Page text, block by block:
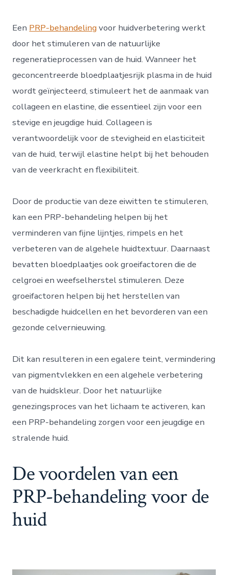
Een PRP-behandeling voor huidverbetering werkt
door het stimuleren van de natuurlijke
regeneratieprocessen van de huid. Wanneer het
geconcentreerde bloedplaatjesrijk plasma in de huid
wordt geïnjecteerd, stimuleert het de aanmaak van
collageen en elastine, die essentieel zijn voor een
stevige en jeugdige huid. Collageen is
verantwoordelijk voor de stevigheid en elasticiteit
van de huid, terwijl elastine helpt bij het behouden
van de veerkracht en flexibiliteit.
Door de productie van deze eiwitten te stimuleren,
kan een PRP-behandeling helpen bij het
verminderen van fijne lijntjes, rimpels en het
verbeteren van de algehele huidtextuur. Daarnaast
bevatten bloedplaatjes ook groeifactoren die de
celgroei en weefselherstel stimuleren. Deze
groeifactoren helpen bij het herstellen van
beschadigde huidcellen en het bevorderen van een
gezonde celvernieuwing.
Dit kan resulteren in een egalere teint, vermindering
van pigmentvlekken en een algehele verbetering
van de huidskleur. Door het natuurlijke
genezingsproces van het lichaam te activeren, kan
een PRP-behandeling zorgen voor een jeugdige en
stralende huid.
De voordelen van een
PRP-behandeling voor de
huid